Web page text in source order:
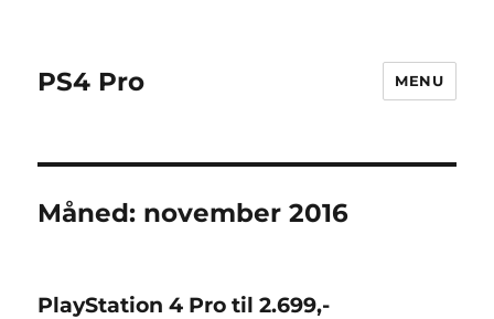
PS4 Pro MENU
Måned: november 2016
PlayStation 4 Pro til 2.699,-